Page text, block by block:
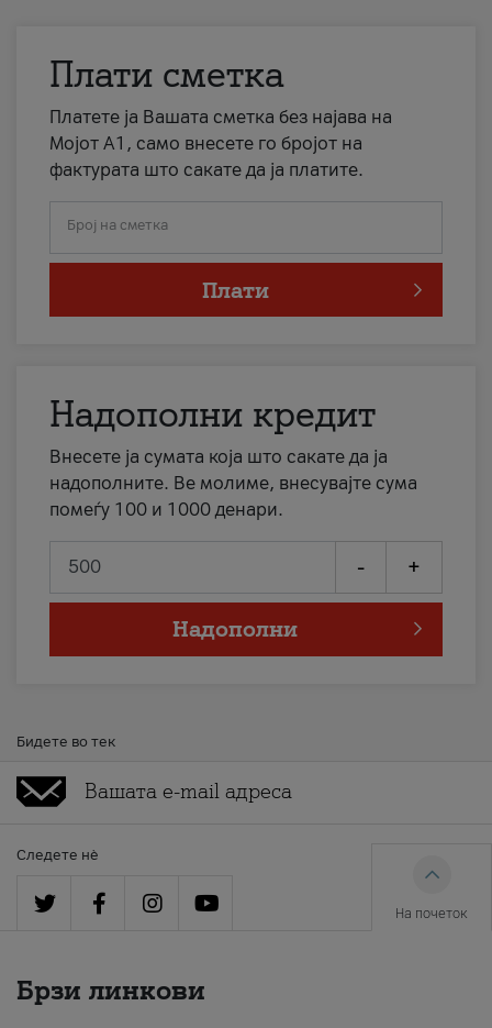
Плати сметка
Платете ја Вашата сметка без најава на
Мојот А1, само внесете го бројот на
фактурата што сакате да ја платите.
Број на сметка
Плати
Надополни кредит
Внесете ја сумата која што сакате да ја
надополните. Ве молиме, внесувајте сума
помеѓу 100 и 1000 денари.
- +
Надополни
Бидете во тек
Следете нè
На почеток
Брзи линкови